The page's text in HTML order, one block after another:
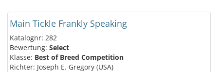
Main Tickle Frankly Speaking
Katalognr: 282
Bewertung: Select
Klasse: Best of Breed Competition
Richter: Joseph E. Gregory (USA)